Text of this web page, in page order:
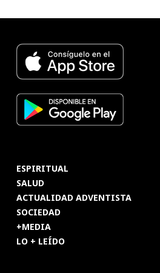
ESPIRITUAL
SALUD
ACTUALIDAD ADVENTISTA
SOCIEDAD
+MEDIA
LO + LEÍDO